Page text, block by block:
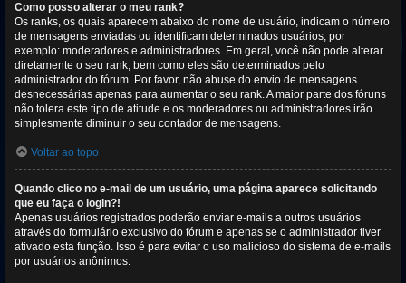
Como posso alterar o meu rank?
Os ranks, os quais aparecem abaixo do nome de usuário, indicam o número
de mensagens enviadas ou identificam determinados usuários, por
exemplo: moderadores e administradores. Em geral, você não pode alterar
diretamente o seu rank, bem como eles são determinados pelo
administrador do fórum. Por favor, não abuse do envio de mensagens
desnecessárias apenas para aumentar o seu rank. A maior parte dos fóruns
não tolera este tipo de atitude e os moderadores ou administradores irão
simplesmente diminuir o seu contador de mensagens.
Voltar ao topo
Quando clico no e-mail de um usuário, uma página aparece solicitando
que eu faça o login?!
Apenas usuários registrados poderão enviar e-mails a outros usuários
através do formulário exclusivo do fórum e apenas se o administrador tiver
ativado esta função. Isso é para evitar o uso malicioso do sistema de e-mails
por usuários anônimos.